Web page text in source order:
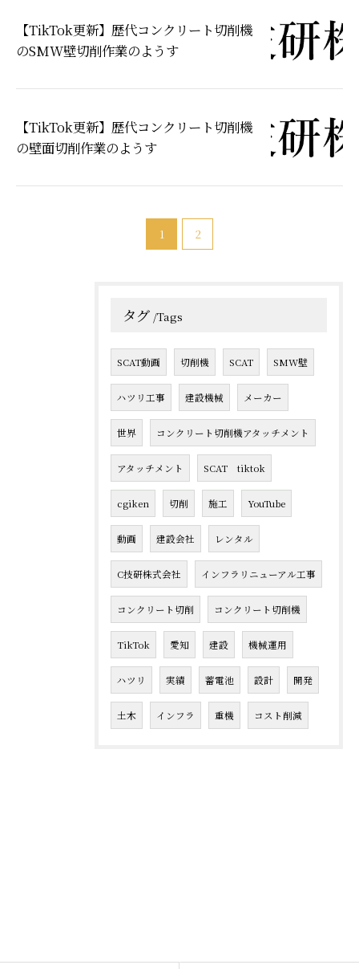
【TikTok更新】歴代コンクリート切削機
のSMW壁切削作業のようす
【TikTok更新】歴代コンクリート切削機
の壁面切削作業のようす
1 2
タグ Tags
SCAT動画 切削機 SCAT SMW壁
ハツリ工事 建設機械 メーカー
世界 コンクリート切削機アタッチメント
アタッチメント SCAT tiktok
cgiken 切削 施工 YouTube
動画 建設会社 レンタル
C技研株式会社 インフラリニューアル工事
コンクリート切削 コンクリート切削機
TikTok 愛知 建設 機械運用
ハツリ 実績 蓄電池 設計 開発
土木 インフラ 重機 コスト削減